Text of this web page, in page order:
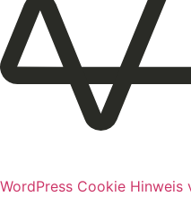
WordPress Cookie Hinweis